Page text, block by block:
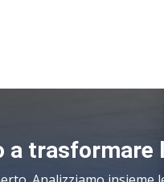
a trasformare